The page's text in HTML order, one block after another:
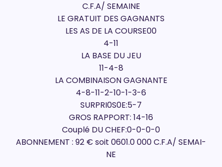
C.F.A/ SEMAINE
LE GRATUIT DES GAGNANTS
LES AS DE LA COURSE00
4-11
LA BASE DU JEU
11-4-8
LA COMBINAISON GAGNANTE
4-8-11-2-10-1-3-6
SURPRI0S0E:5-7
GROS RAPPORT: 14-16
Couplé DU CHEF:0-0-0-0
ABONNEMENT : 92 € soit 0601.0 000 C.F.A/ SEMAI-
NE